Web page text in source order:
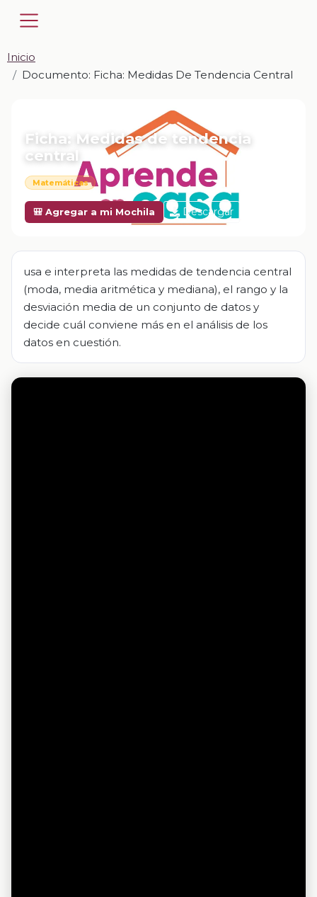
Inicio
Documento: Ficha: Medidas De Tendencia Central
Ficha: Medidas de tendencia
central
Matemáticas
🎒 Agregar a mi Mochila Descargar
usa e interpreta las medidas de tendencia central
(moda, media aritmética y mediana), el rango y la
desviación media de un conjunto de datos y
decide cuál conviene más en el análisis de los
datos en cuestión.